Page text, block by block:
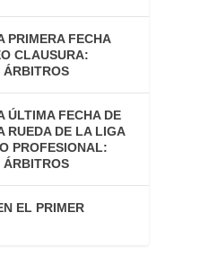
PRIMERA FECHA
CLAUSURA:
ÁRBITROS
ÚLTIMA FECHA DE
RUEDA DE LA LIGA
PROFESIONAL:
ÁRBITROS
EL PRIMER